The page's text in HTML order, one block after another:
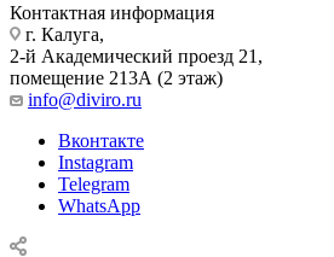
Контактная информация
г. Калуга,
2-й Академический проезд 21,
помещение 213А (2 этаж)
info@diviro.ru
Вконтакте
Instagram
Telegram
WhatsApp